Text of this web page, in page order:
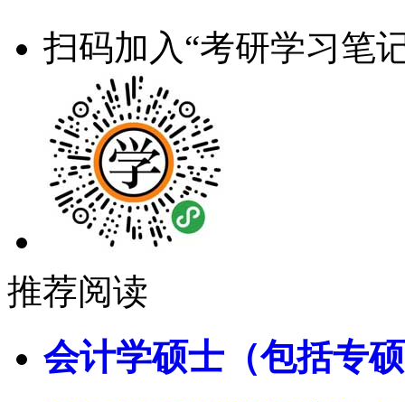
扫码加入“考研学习笔
推荐阅读
会计学硕士（包括专